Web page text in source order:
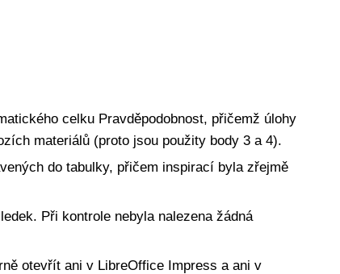
celku Pravděpodobnost, přičemž úlohy
materiálů (proto jsou použity body 3 a 4).
do tabulky, přičem inspirací byla zřejmě
Při kontrole nebyla nalezena žádná
otevřít ani v LibreOffice Impress a ani v